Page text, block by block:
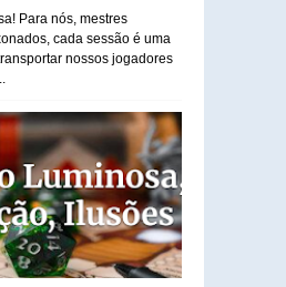
Para nós, mestres
cada sessão é uma
nossos jogadores